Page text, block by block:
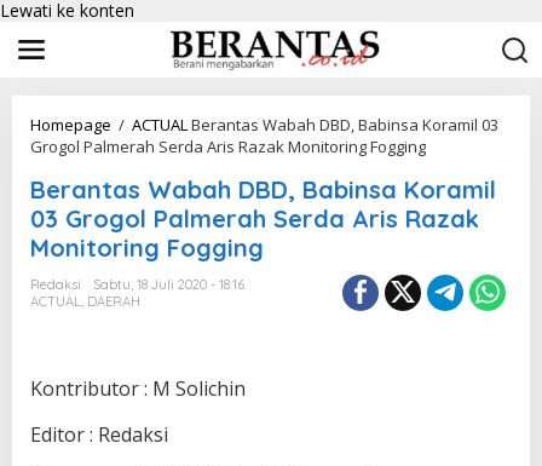
Lewati ke konten
Homepage / ACTUALBerantas Wabah DBD, Babinsa Koramil 03
Grogol Palmerah Serda Aris Razak Monitoring Fogging
Berantas Wabah DBD, Babinsa Koramil
03 Grogol Palmerah Serda Aris Razak
Monitoring Fogging
Redaksi
Sabtu, 18 Juli 2020 - 18:16
ACTUAL, DAERAH
Kontributor : M Solichin
Editor : Redaksi